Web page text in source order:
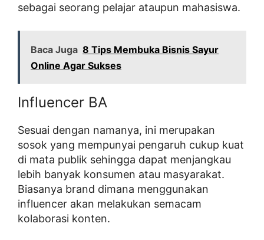
sebagai seorang pelajar ataupun mahasiswa.
Baca Juga 8 Tips Membuka Bisnis Sayur
Online Agar Sukses
Influencer BA
Sesuai dengan namanya, ini merupakan
sosok yang mempunyai pengaruh cukup kuat
di mata publik sehingga dapat menjangkau
lebih banyak konsumen atau masyarakat.
Biasanya brand dimana menggunakan
influencer akan melakukan semacam
kolaborasi konten.